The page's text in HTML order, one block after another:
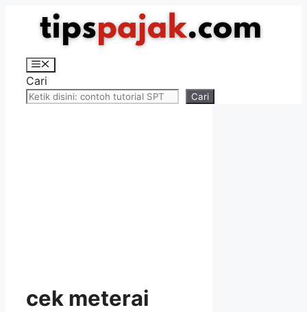
Langsung
Menu
Cari
Cari
cek meterai